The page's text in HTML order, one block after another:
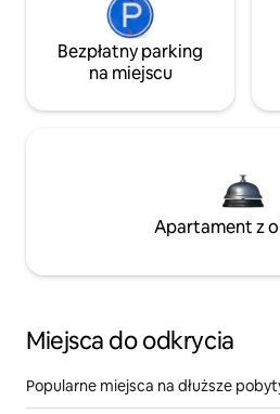
Bezpłatny parking
na miejscu
Apartament z
Miejsca do odkrycia
Popularne miejsca na dłuższe